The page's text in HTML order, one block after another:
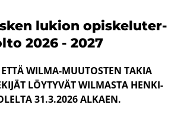
lu­kion opis­ke­lu­ter­
2026 - 2027
WILMA-​MUUTOSTEN TAKIA
LÖY­TY­VÄT WILMASTA HEN­KI­
31.3.2026 AL­KAEN.